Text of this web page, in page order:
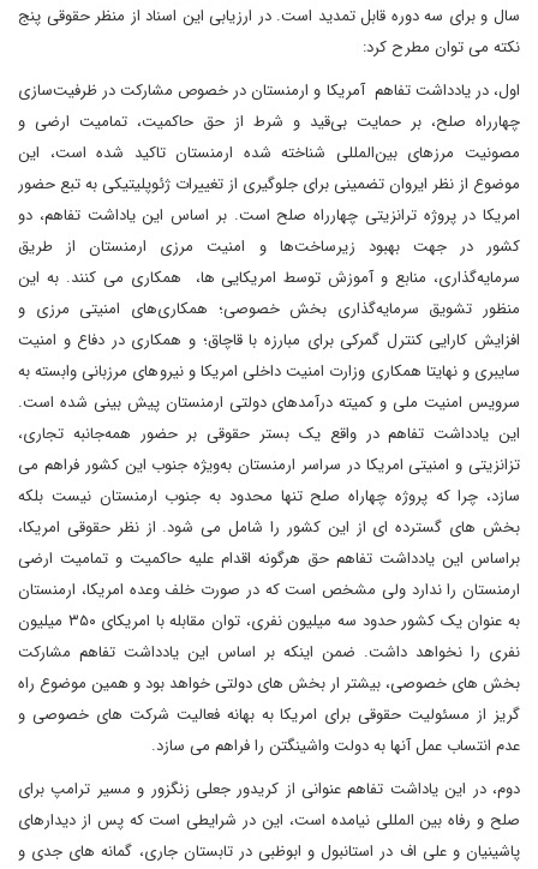
سال و برای سه دوره قابل تمدید است. در ارزیابی این اسناد از منظر حقوقی پنج
نکته می توان مطرح کرد:
اول، در یادداشت تفاهم آمریکا و ارمنستان در خصوص مشارکت در ظرفیت‌سازی
چهارراه صلح، بر حمایت بی‌قید و شرط از حق حاکمیت، تمامیت ارضی و
مصونیت مرزهای بین‌المللی شناخته شده ارمنستان تاکید شده است، این
موضوع از نظر ایروان تضمینی برای جلوگیری از تغییرات ژئوپلیتیکی به تبع حضور
امریکا در پروژه ترانزیتی چهارراه صلح است. بر اساس این یاداشت تفاهم، دو
کشور در جهت بهبود زیرساخت‌ها و امنیت مرزی ارمنستان از طریق
سرمایه‌گذاری، منابع و آموزش توسط امریکایی ها، همکاری می کنند. به این
منظور تشویق سرمایه‌گذاری بخش خصوصی؛ همکاری‌های امنیتی مرزی و
افزایش کارایی کنترل گمرکی برای مبارزه با قاچاق؛ و همکاری در دفاع و امنیت
سایبری و نهایتا همکاری وزارت امنیت داخلی امریکا و نیروهای مرزبانی وابسته به
سرویس امنیت ملی و کمیته درآمدهای دولتی ارمنستان پیش بینی شده است.
این یادداشت تفاهم در واقع یک بستر حقوقی بر حضور همه‌جانبه تجاری،
تزانزیتی و امنیتی امریکا در سراسر ارمنستان به‌ویژه جنوب این کشور فراهم می
سازد، چرا که پروژه چهاراه صلح تنها محدود به جنوب ارمنستان نیست بلکه
بخش های گسترده ای از این کشور را شامل می شود. از نظر حقوقی امریکا،
براساس این یادداشت تفاهم حق هرگونه اقدام علیه حاکمیت و تمامیت ارضی
ارمنستان را ندارد ولی مشخص است که در صورت خلف وعده امریکا، ارمنستان
به عنوان یک کشور حدود سه میلیون نفری، توان مقابله با امریکای ۳۵۰ میلیون
نفری را نخواهد داشت. ضمن اینکه بر اساس این یادداشت تفاهم مشارکت
بخش های خصوصی، بیشتر ار بخش های دولتی خواهد بود و همین موضوع راه
گریز از مسئولیت حقوقی برای امریکا به بهانه فعالیت شرکت های خصوصی و
عدم انتساب عمل آنها به دولت واشینگتن را فراهم می سازد.
دوم، در این یاداشت تفاهم عنوانی از کریدور جعلی زنگزور و مسیر ترامپ برای
صلح و رفاه بین المللی نیامده است، این در شرایطی است که پس از دیدارهای
پاشینیان و علی اف در استانبول و ابوظبی در تابستان جاری، گمانه های جدی و